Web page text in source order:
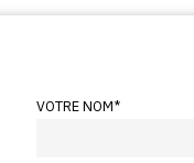
VOTRE NOM*